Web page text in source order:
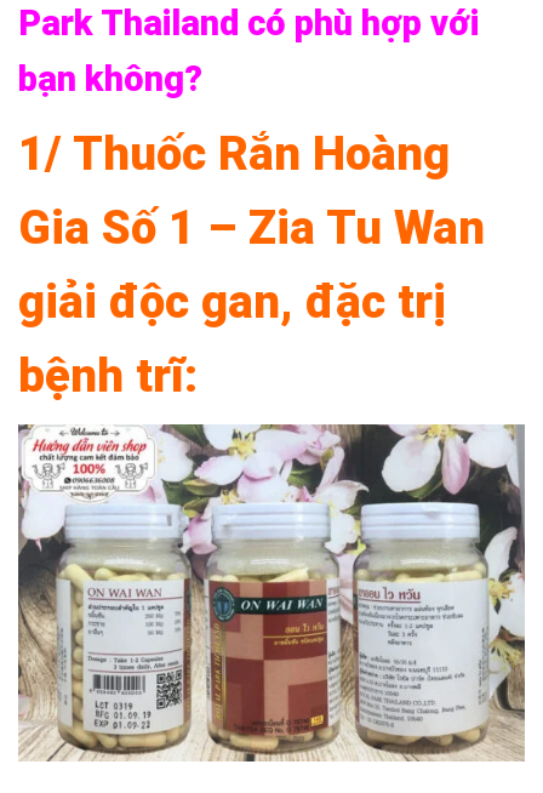
Park Thailand có phù hợp với
bạn không?
1/ Thuốc Rắn Hoàng
Gia Số 1 – Zia Tu Wan
giải độc gan, đặc trị
bệnh trĩ: